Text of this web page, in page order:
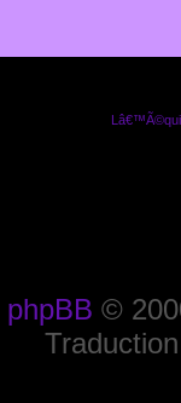
phpBB ©